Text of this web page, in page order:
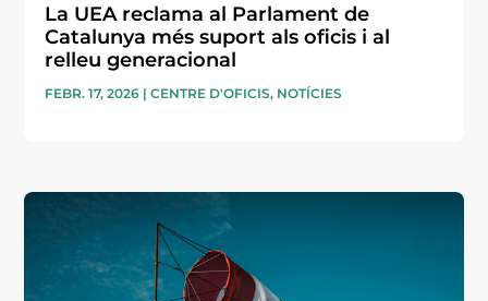
La UEA reclama al Parlament de
Catalunya més suport als oficis i al
relleu generacional
FEBR. 17, 2026 |CENTRE D'OFICIS, NOTÍCIES